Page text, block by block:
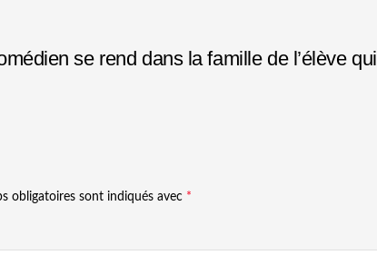
se rend dans la famille de l’élève qui
obligatoires sont indiqués avec *